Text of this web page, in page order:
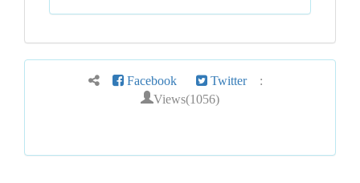
Facebook Twitter :
Views(1056)